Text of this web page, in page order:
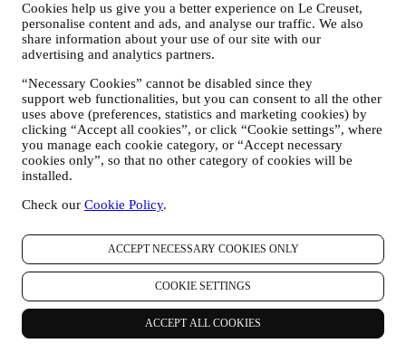
Cookies help us give you a better experience on Le Creuset,
personalise content and ads, and analyse our traffic. We also
share information about your use of our site with our
advertising and analytics partners.
“Necessary Cookies” cannot be disabled since they
support web functionalities, but you can consent to all the other
uses above (preferences, statistics and marketing cookies) by
clicking “Accept all cookies”, or click “Cookie settings”, where
you manage each cookie category, or “Accept necessary
cookies only”, so that no other category of cookies will be
installed.
Check our Cookie Policy.
ACCEPT NECESSARY COOKIES ONLY
COOKIE SETTINGS
ACCEPT ALL COOKIES
Niños: Este sitio web no está destinado a niños y no recopilamos a
sabiendas datos relacionados con niños.
Podemos recopilar datos personales de usted cuando utiliza nuestro
sitio web (el "Sitio web"), registrar una cuenta de Le Creuset,
comprar un producto Le Creuset en el sitio Web o en nuestras
tiendas Le Creuset (Boutiques Signature y Tiendas Outlet), o
suscribirse a nuestras comunicaciones de marketing. Los datos
personales pueden referirse a:
nombre, apellidos, dirección de correo electrónico, fecha de
nacimiento y otros datos de contacto (dirección, número de
cuenta de Le Creuset o comprar como usuario invitado, o para
comunicaciones en la web o en la tienda.
sus datos de compra, por ejemplo, fecha y hora de compra,
datos de entrega, datos de productos y pagos y detalles, para
la gestión de sus pedidos.
datos sobre su historial de navegación en línea (por ejemplo,
identificadores en línea - como su dirección IP, versión del
navegador, sistema operativo, duración de la visita, usuario